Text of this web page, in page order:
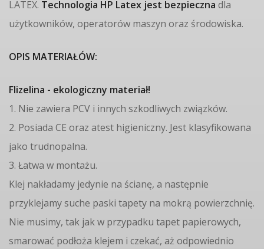
LATEX. Technologia HP Latex jest bezpieczna dla
użytkowników, operatorów maszyn oraz środowiska.
OPIS MATERIAŁÓW:
Flizelina - ekologiczny materiał!
1. Nie zawiera PCV i innych szkodliwych związków.
2. Posiada CE oraz atest higieniczny. Jest klasyfikowana
jako trudnopalna.
3. Łatwa w montażu.
Klej nakładamy jedynie na ścianę, a następnie
przyklejamy suche paski tapety na mokrą powierzchnię.
Nie musimy, tak jak w przypadku tapet papierowych,
smarować podłoża klejem i czekać, aż odpowiednio